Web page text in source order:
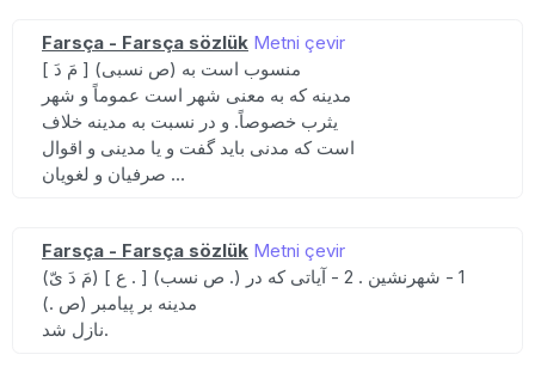
Farsça - Farsça sözlük Metni çevir
[ مَ دَ ] (ص نسبی) منسوب است به
مدینه که به معنی شهر است عموماً و شهر
یثرب خصوصاً. و در نسبت به مدینه خلاف
است که مدنی باید گفت و یا مدینی و اقوال
صرفیان و لغویان ...
Farsça - Farsça sözlük Metni çevir
(مَ دَ یّ) [ ع . ] (ص نسب .) 1 - شهرنشین . 2 - آیاتی که در
مدینه بر پیامبر (ص .)
نازل شد.